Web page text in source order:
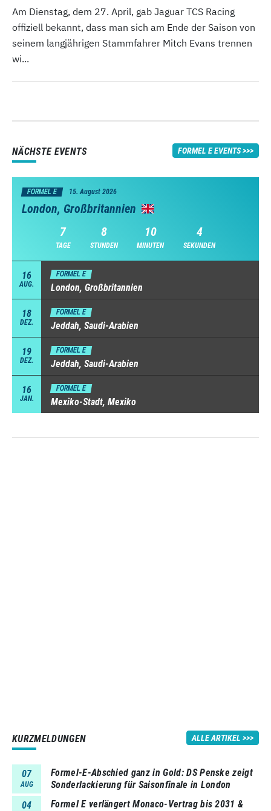
Am Dienstag, dem 27. April, gab Jaguar TCS Racing
offiziell bekannt, dass man sich am Ende der Saison von
seinem langjährigen Stammfahrer Mitch Evans trennen
wi...
NÄCHSTE EVENTS FORMEL E EVENTS
FORMEL E 15. August 2026
London, Großbritannien
7
TAGE
8
STUNDEN
10
MINUTEN
2
SEKUNDEN
16
AUG.
FORMEL E
London, Großbritannien
18
DEZ.
FORMEL E
Jeddah, Saudi-Arabien
19
DEZ.
FORMEL E
Jeddah, Saudi-Arabien
16
JAN.
FORMEL E
Mexiko-Stadt, Mexiko
KURZMELDUNGEN ALLE ARTIKEL
07
AUG
Formel-E-Abschied ganz in Gold: DS Penske zeigt
Sonderlackierung für Saisonfinale in London
04
Formel E verlängert Monaco-Vertrag bis 2031 &